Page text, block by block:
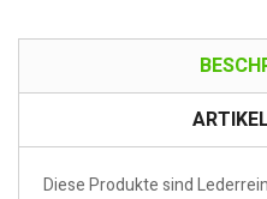
Diese Produkte sind